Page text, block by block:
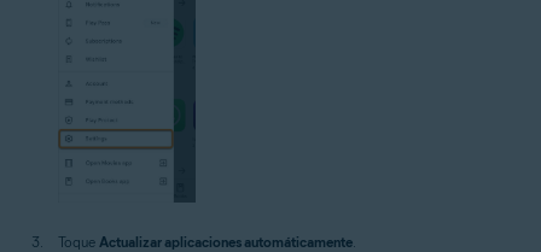
Toque Actualizar aplicaciones automáticamente